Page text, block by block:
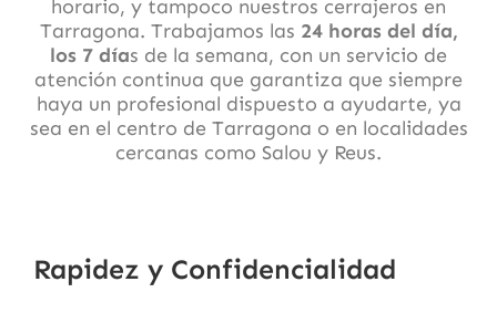
horario, y tampoco nuestros cerrajeros en
Tarragona. Trabajamos las 24 horas del día,
los 7 días de la semana, con un servicio de
atención continua que garantiza que siempre
haya un profesional dispuesto a ayudarte, ya
sea en el centro de Tarragona o en localidades
cercanas como Salou y Reus.
Rapidez y Confidencialidad